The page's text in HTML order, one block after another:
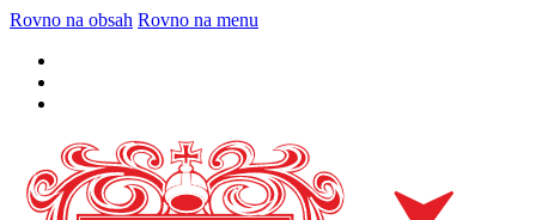
Rovno na obsah Rovno na menu